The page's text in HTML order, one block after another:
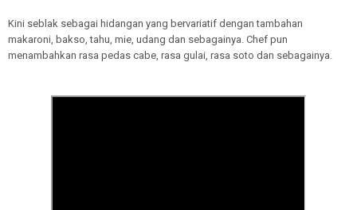
Kini seblak sebagai hidangan yang bervariatif dengan tambahan
makaroni, bakso, tahu, mie, udang dan sebagainya. Chef pun
menambahkan rasa pedas cabe, rasa gulai, rasa soto dan sebagainya.